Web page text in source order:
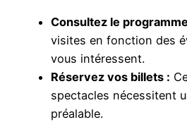
Consultez le
visites en fonction des
vous intéressent.
Réservez vos billets :
spectacles nécessitent
préalable.